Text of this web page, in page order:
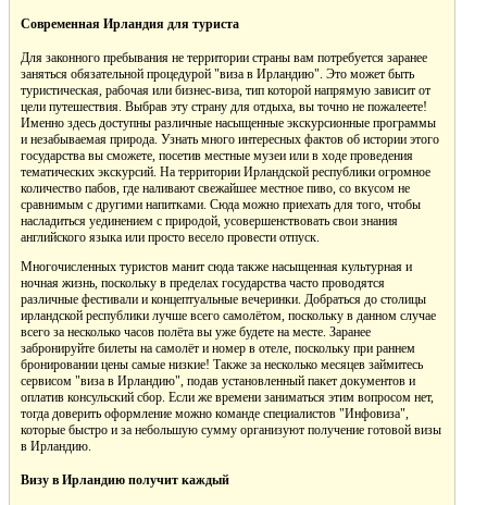
Современная Ирландия для туриста
Для законного пребывания не территории страны вам потребуется заранее
заняться обязательной процедурой "виза в Ирландию". Это может быть
туристическая, рабочая или бизнес-виза, тип которой напрямую зависит от
цели путешествия. Выбрав эту страну для отдыха, вы точно не пожалеете!
Именно здесь доступны различные насыщенные экскурсионные программы
и незабываемая природа. Узнать много интересных фактов об истории этого
государства вы сможете, посетив местные музеи или в ходе проведения
тематических экскурсий. На территории Ирландской республики огромное
количество пабов, где наливают свежайшее местное пиво, со вкусом не
сравнимым с другими напитками. Сюда можно приехать для того, чтобы
насладиться уединением с природой, усовершенствовать свои знания
английского языка или просто весело провести отпуск.
Многочисленных туристов манит сюда также насыщенная культурная и
ночная жизнь, поскольку в пределах государства часто проводятся
различные фестивали и концептуальные вечеринки. Добраться до столицы
ирландской республики лучше всего самолётом, поскольку в данном случае
всего за несколько часов полёта вы уже будете на месте. Заранее
забронируйте билеты на самолёт и номер в отеле, поскольку при раннем
бронировании цены самые низкие! Также за несколько месяцев займитесь
сервисом "виза в Ирландию", подав установленный пакет документов и
оплатив консульский сбор. Если же времени заниматься этим вопросом нет,
тогда доверить оформление можно команде специалистов "Инфовиза",
которые быстро и за небольшую сумму организуют получение готовой визы
в Ирландию.
Визу в Ирландию получит каждый